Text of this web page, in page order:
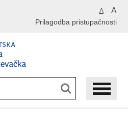
A A
Prilagodba pristupačnosti